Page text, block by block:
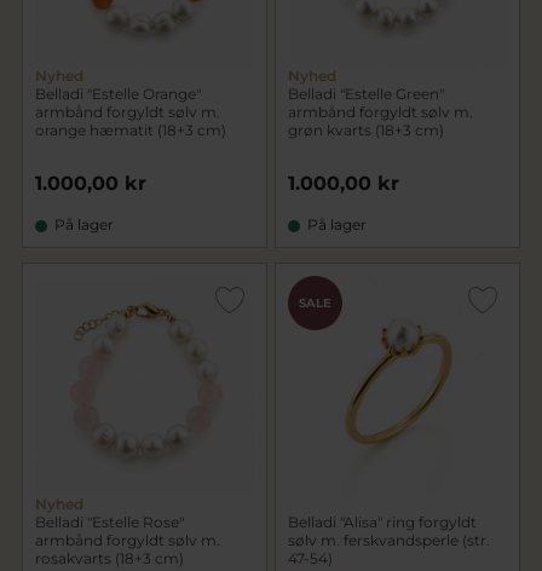
Nyhed
Belladi "Estelle Orange"
armbånd forgyldt sølv m.
orange hæmatit (18+3 cm)
1.000,00 kr
På lager
Nyhed
Belladi "Estelle Green"
armbånd forgyldt sølv m.
grøn kvarts (18+3 cm)
1.000,00 kr
På lager
Nyhed
Belladi "Estelle Rose"
armbånd forgyldt sølv m.
rosakvarts (18+3 cm)
SALE
Belladi "Alisa" ring forgyldt
sølv m. ferskvandsperle (str.
47-54)